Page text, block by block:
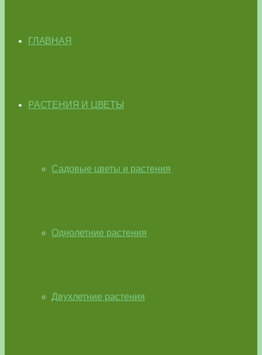
ГЛАВНАЯ
РАСТЕНИЯ И ЦВЕТЫ
Садовые цветы и растения
Однолетние растения
Двухлетние растения